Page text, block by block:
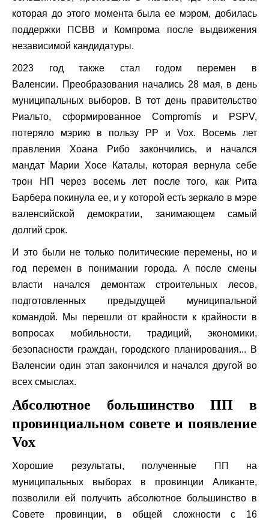
которая до этого момента была ее мэром, добилась
поддержки ПСВВ и Компрома после выдвижения
независимой кандидатуры.
2023 год также стал годом перемен в
Валенсии. Преобразования начались 28 мая, в день
муниципальных выборов. В тот день правительство
Риальто, сформированное Compromís и PSPV,
потеряло мэрию в пользу PP и Vox. Восемь лет
правления Хоана Рибо закончились, и начался
мандат Марии Хосе Каталы, которая вернула себе
трон НП через восемь лет после того, как Рита
Барбера покинула ее, и у которой есть зеркало в мэре
валенсийской демократии, занимающем самый
долгий срок.
И это были не только политические перемены, но и
год перемен в понимании города. А после смены
власти начался демонтаж строительных лесов,
подготовленных предыдущей муниципальной
командой. Мы перешли от крайности к крайности в
вопросах мобильности, традиций, экономики,
безопасности граждан, городского планирования... В
Валенсии один этап закончился и начался другой во
всех смыслах.
Абсолютное большинство ПП в
провинциальном совете и появление
Vox
Хорошие результаты, полученные ПП на
муниципальных выборах в провинции Аликанте,
позволили ей получить абсолютное большинство в
Совете провинции, в общей сложности с 16